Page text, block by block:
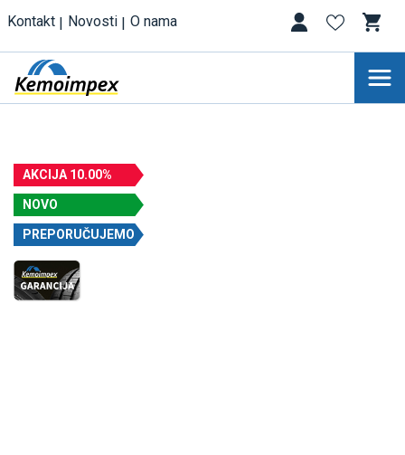
Kontakt Novosti O nama
AKCIJA 10.00%
NOVO
PREPORUČUJEMO